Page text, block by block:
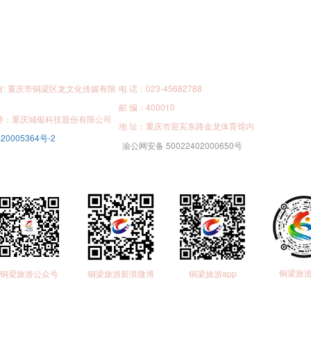
: 重庆市铜梁区龙文化传媒有限
：重庆城银科技股份有限公司
号-2
电 话：023-45682788
邮 编：400010
地 址：重庆市迎宾东路金龙体育馆内
渝公网安备 50022402000650号
铜梁旅游公众号 铜梁旅游新浪微博 铜梁旅游app 铜梁旅